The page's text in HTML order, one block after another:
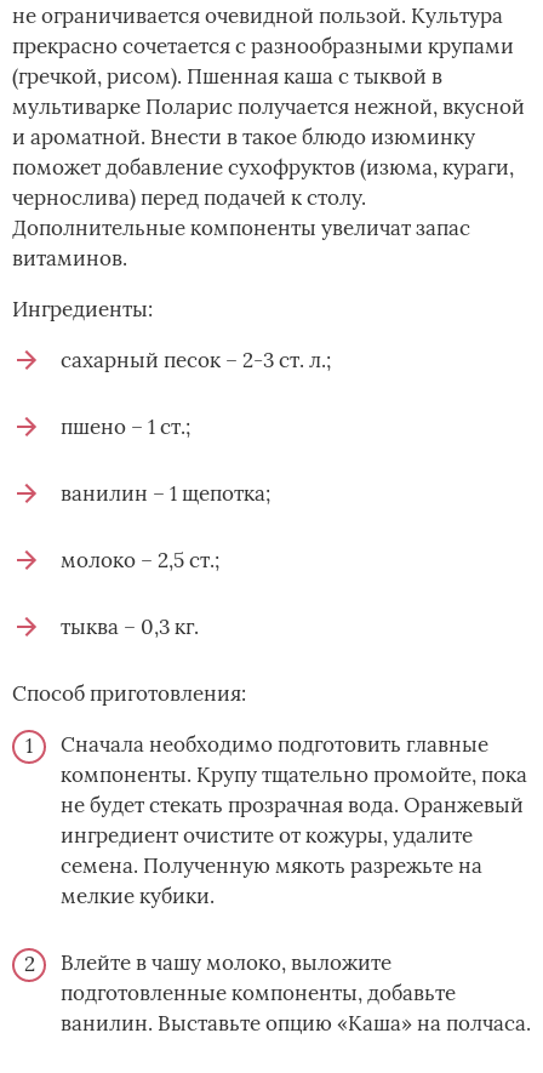
не ограничивается очевидной пользой. Культура
прекрасно сочетается с разнообразными крупами
(гречкой, рисом). Пшенная каша с тыквой в
мультиварке Поларис получается нежной, вкусной
и ароматной. Внести в такое блюдо изюминку
поможет добавление сухофруктов (изюма, кураги,
чернослива) перед подачей к столу.
Дополнительные компоненты увеличат запас
витаминов.
Ингредиенты:
сахарный песок – 2-3 ст. л.;
пшено – 1 ст.;
ванилин – 1 щепотка;
молоко – 2,5 ст.;
тыква – 0,3 кг.
Способ приготовления:
Сначала необходимо подготовить главные
компоненты. Крупу тщательно промойте, пока
не будет стекать прозрачная вода. Оранжевый
ингредиент очистите от кожуры, удалите
семена. Полученную мякоть разрежьте на
мелкие кубики.
Влейте в чашу молоко, выложите
подготовленные компоненты, добавьте
ванилин. Выставьте опцию «Каша» на полчаса.